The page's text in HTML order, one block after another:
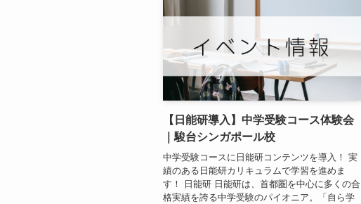
【日能研導入】中学受験コース体験会
｜駿台シンガポール校
中学受験コースに日能研コンテンツを導入！ 実
績のある日能研カリキュラムで学習を進めま
す！ 日能研 日能研は、首都圏を中心に多くの合
格実績を誇る中学受験のパイオニア。「自ら学